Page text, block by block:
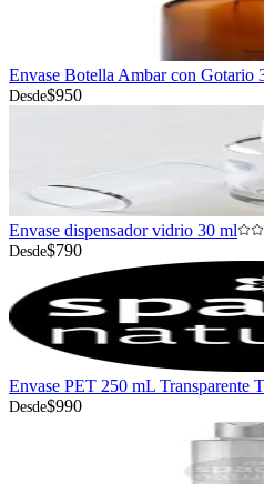
Envase Botella Ambar con Gotario
Desde$950
Envase dispensador vidrio 30 ml
Desde$790
Envase PET 250 mL Transparente
Desde$990